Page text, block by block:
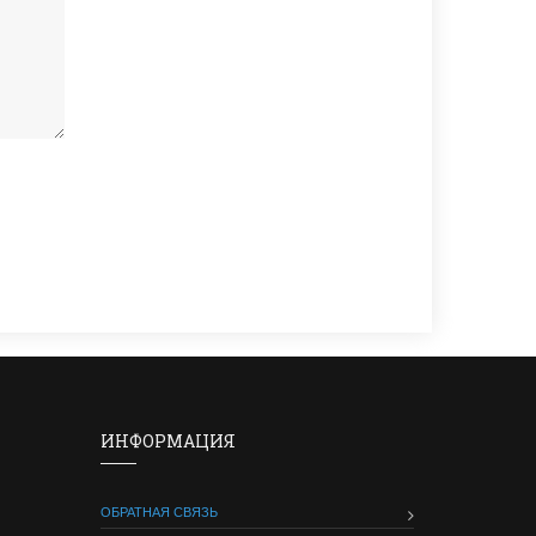
ИНФОРМАЦИЯ
ОБРАТНАЯ СВЯЗЬ